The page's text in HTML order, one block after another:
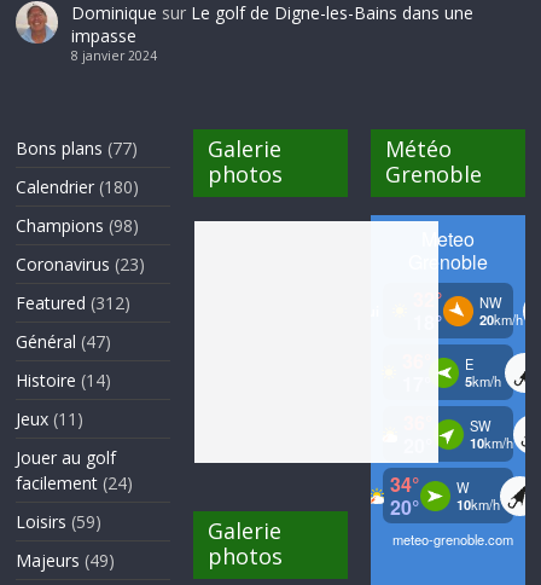
Dominique sur Le golf de Digne-les-Bains dans une
impasse
8 janvier 2024
Bons plans (77)
Calendrier (180)
Champions (98)
Coronavirus (23)
Featured (312)
Général (47)
Histoire (14)
Jeux (11)
Jouer au golf
facilement (24)
Loisirs (59)
Majeurs (49)
Galerie
photos
Galerie
photos
Météo
Grenoble